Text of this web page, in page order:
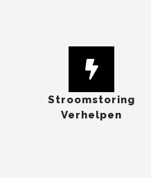
Stroomstoring
Verhelpen